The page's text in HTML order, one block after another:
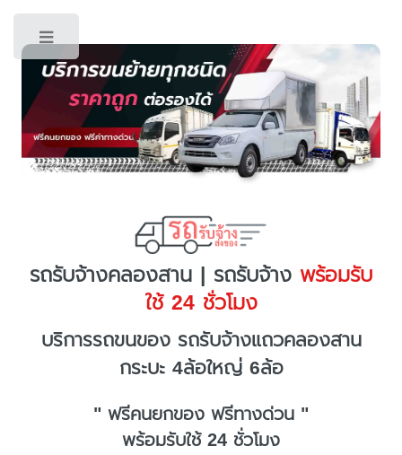
รถรับจ้างคลองสาน | รถรับจ้าง พร้อมรับ
ใช้ 24 ชั่วโมง
บริการรถขนของ รถรับจ้างแถวคลองสาน
กระบะ 4ล้อใหญ่ 6ล้อ
" ฟรีคนยกของ ฟรีทางด่วน "
พร้อมรับใช้ 24 ชั่วโมง
Toggle